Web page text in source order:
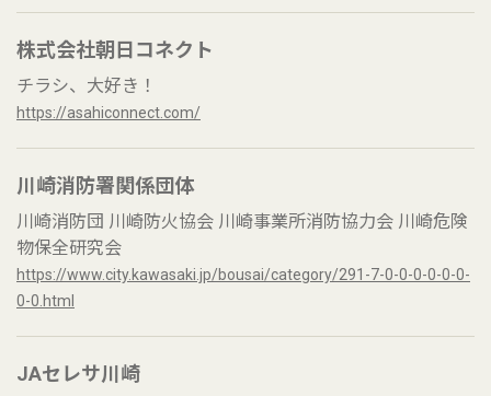
株式会社朝日コネクト
チラシ、大好き！
https://asahiconnect.com/
川崎消防署関係団体
川崎消防団 川崎防火協会 川崎事業所消防協力会 川崎危険
物保全研究会
https://www.city.kawasaki.jp/bousai/category/291-7-0-0-0-0-0-0-
0-0.html
JAセレサ川崎